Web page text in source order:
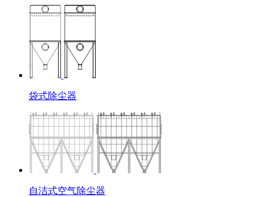
袋式除尘器
自洁式空气除尘器